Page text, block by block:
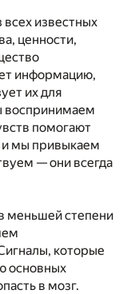
известных
ценности,
информацию,
их для
воспринимаем
помогают
мы привыкаем
— они всегда
меньшей степени
которые
основных
в мозг.